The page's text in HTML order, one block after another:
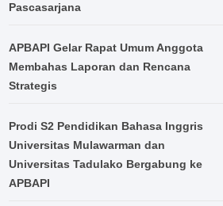
Pascasarjana
APBAPI Gelar Rapat Umum Anggota
Membahas Laporan dan Rencana
Strategis
Prodi S2 Pendidikan Bahasa Inggris
Universitas Mulawarman dan
Universitas Tadulako Bergabung ke
APBAPI